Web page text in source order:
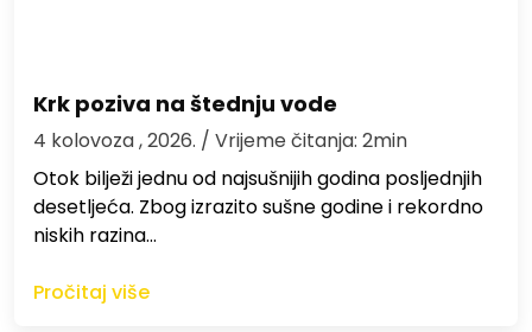
Krk poziva na štednju vode
4 kolovoza , 2026. / Vrijeme čitanja: 2min
Otok bilježi jednu od najsušnijih godina posljednjih
desetljeća. Zbog izrazito sušne godine i rekordno
niskih razina…
Pročitaj više